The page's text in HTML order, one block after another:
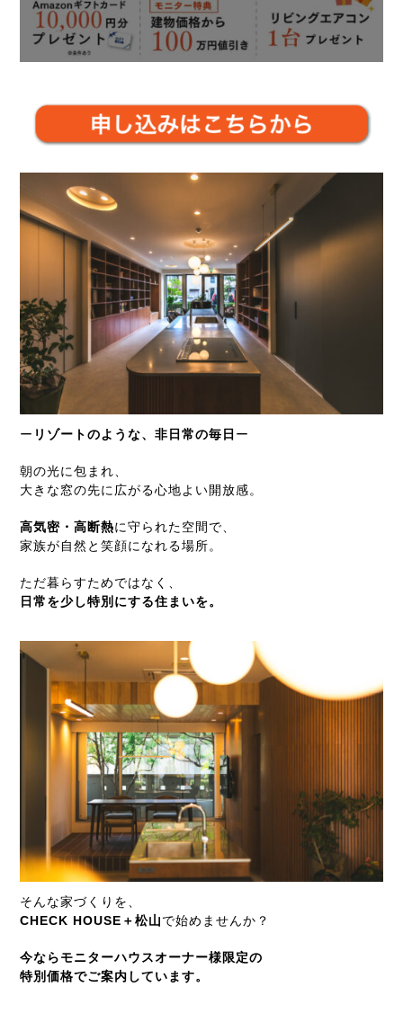
ー リゾートのような、非日常の毎日 ー
朝の光に包まれ、
大きな窓の先に広がる心地よい開放感。
高気密・高断熱に守られた空間で、
家族が自然と笑顔になれる場所。
ただ暮らすためではなく、
日常を少し特別にする住まいを。
そんな家づくりを、
CHECK HOUSE＋松山で始めませんか？
今ならモニターハウスオーナー様限定の
特別価格でご案内しています。